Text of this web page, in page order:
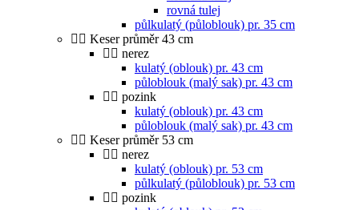
rovná tulej
půlkulatý (půloblouk) pr. 35 cm
Keser průměr 43 cm
nerez
kulatý (oblouk) pr. 43 cm
půloblouk (malý sak) pr. 43 cm
pozink
kulatý (oblouk) pr. 43 cm
půloblouk (malý sak) pr. 43 cm
Keser průměr 53 cm
nerez
kulatý (oblouk) pr. 53 cm
půlkulatý (půloblouk) pr. 53 cm
pozink